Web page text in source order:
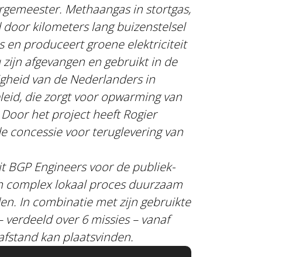
Methaangas in stortgas,
kilometers lang buizenstelsel
en produceert groene elektriciteit
afgevangen en gebruikt in de
van de Nederlanders in
die zorgt voor opwarming van
het project heeft Rogier
concessie voor teruglevering van
Engineers voor de publiek-
complex lokaal proces duurzaam
In combinatie met zijn gebruikte
over 6 missies – vanaf
kan plaatsvinden.